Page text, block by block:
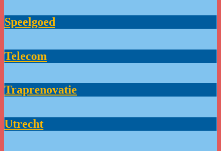
Speelgoed
Telecom
Traprenovatie
Utrecht